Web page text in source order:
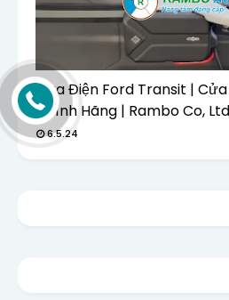
Cửa Điện Ford Transit |
Chính Hãng | Rambo Co, Ltd
6.5.24